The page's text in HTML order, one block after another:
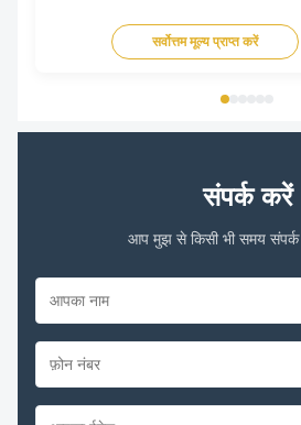
सर्वोत्तम मूल्य प्राप्त करें
संपर्क करें
आप मुझ से किसी भी समय